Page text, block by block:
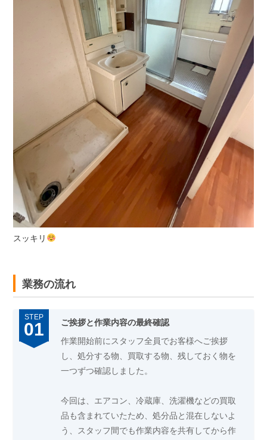
スッキリ
業務の流れ
ご挨拶と作業内容の最終確認
作業開始前にスタッフ全員でお客様へご挨拶
し、処分する物、買取する物、残しておく物を
一つずつ確認しました。
今回は、エアコン、冷蔵庫、洗濯機などの買取
品も含まれていたため、処分品と混在しないよ
う、スタッフ間でも作業内容を共有してから作